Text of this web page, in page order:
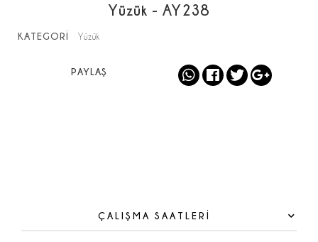
Yüzük - AY238
KATEGORİ Yüzük
PAYLAŞ
ÇALIŞMA SAATLERİ